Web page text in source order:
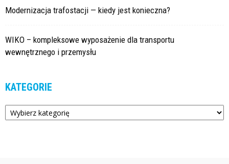
Modernizacja trafostacji — kiedy jest konieczna?
WIKO – kompleksowe wyposażenie dla transportu
wewnętrznego i przemysłu
KATEGORIE
Kategorie